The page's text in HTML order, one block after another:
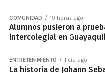
COMUNIDAD 19 horas ago
Alumnos pusieron a
intercolegial en Guayaquil
ENTRETENIMIENTO 1 día ago
La historia de Johann